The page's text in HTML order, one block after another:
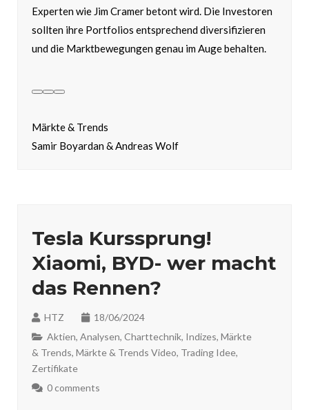
Experten wie Jim Cramer betont wird. Die Investoren
sollten ihre Portfolios entsprechend diversifizieren
und die Marktbewegungen genau im Auge behalten.
Märkte & Trends
Samir Boyardan & Andreas Wolf
Tesla Kurssprung!
Xiaomi, BYD- wer macht
das Rennen?
HTZ
18/06/2024
Aktien, Analysen, Charttechnik, Indizes, Märkte
& Trends, Märkte & Trends Video, Trading Idee,
Zertifikate
0 comments